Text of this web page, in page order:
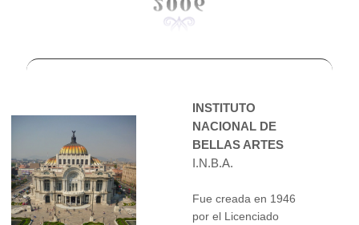
INSTITUTO
NACIONAL DE
BELLAS ARTES
I.N.B.A.
Fue creada en 1946
por el Licenciado